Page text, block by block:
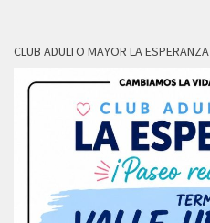
CLUB ADULTO MAYOR LA ESPERANZA